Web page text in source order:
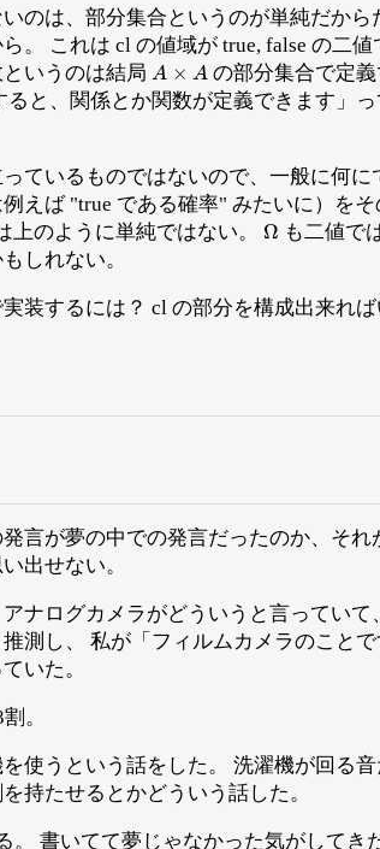
のは、部分集合というのが単純だか
。 これは cl の値域が true, false の二
いうのは結局 A× A
の部分集合で定
ると、関係とか関数が定義できます」
ているものではないので、一般に何に
えば "true である確率" みたいに）を
上のように単純ではない。 Ω も二値で
しれない。
装するには？ cl の部分を構成出来れば
言が夢の中での発言だったのか、そ
出せない。
ナログカメラがどういうと言ってい
測し、 私が「フィルムカメラのこと
いた。
。
使うという話をした。 洗濯機が回る
持たせるとかどういう話した。
。 書いてて夢じゃなかった気がしてき